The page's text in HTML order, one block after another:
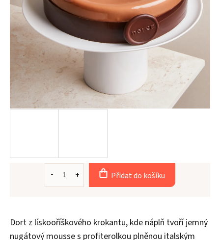
Přidat do košíku
Dort z lískooříškového krokantu, kde náplň tvoří jemný
nugátový mousse s profiterolkou plněnou italským